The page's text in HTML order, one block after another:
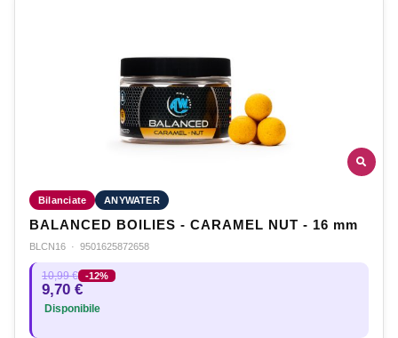
Bilanciate ANYWATER
BALANCED BOILIES - CARAMEL NUT - 16 mm
BLCN16 · 9501625872658
10,99 € -12%
9,70 €
Disponibile